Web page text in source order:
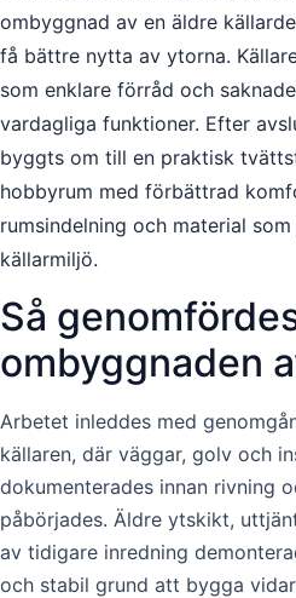
ombyggnad av en äldre
få bättre nytta av ytorna.
som enklare förråd och
vardagliga funktioner. Efter
byggts om till en praktisk
hobbyrum med förbättrad
rumsindelning och material
källarmiljö.
Så
ombyggnaden
Arbetet inleddes med
källaren, där väggar, golv och
dokumenterades innan rivning
påbörjades. Äldre ytskikt,
av tidigare inredning
och stabil grund att bygga